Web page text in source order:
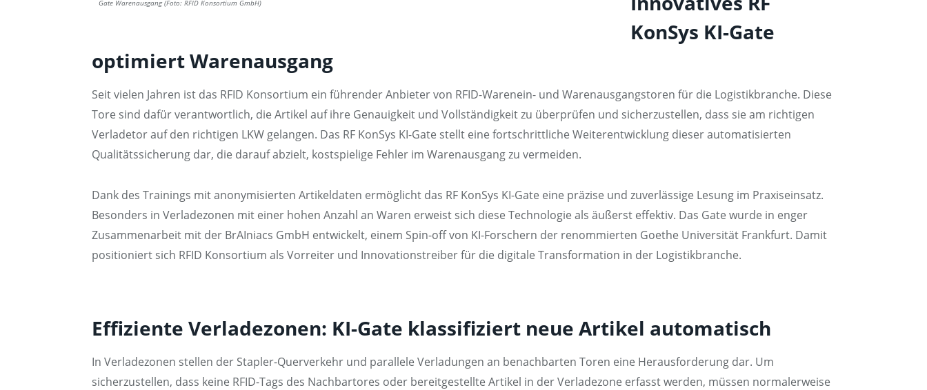
Gate Warenausgang (Foto: RFID Konsortium GmbH)
KonSys KI-Gate
optimiert Warenausgang
Seit vielen Jahren ist das RFID Konsortium ein führender Anbieter von RFID-Warenein- und Warenausgangstoren für die Logistikbranche. Diese
Tore sind dafür verantwortlich, die Artikel auf ihre Genauigkeit und Vollständigkeit zu überprüfen und sicherzustellen, dass sie am richtigen
Verladetor auf den richtigen LKW gelangen. Das RF KonSys KI-Gate stellt eine fortschrittliche Weiterentwicklung dieser automatisierten
Qualitätssicherung dar, die darauf abzielt, kostspielige Fehler im Warenausgang zu vermeiden.
Dank des Trainings mit anonymisierten Artikeldaten ermöglicht das RF KonSys KI-Gate eine präzise und zuverlässige Lesung im Praxiseinsatz.
Besonders in Verladezonen mit einer hohen Anzahl an Waren erweist sich diese Technologie als äußerst effektiv. Das Gate wurde in enger
Zusammenarbeit mit der BrAIniacs GmbH entwickelt, einem Spin-off von KI-Forschern der renommierten Goethe Universität Frankfurt. Damit
positioniert sich RFID Konsortium als Vorreiter und Innovationstreiber für die digitale Transformation in der Logistikbranche.
Effiziente Verladezonen: KI-Gate klassifiziert neue Artikel automatisch
In Verladezonen stellen der Stapler-Querverkehr und parallele Verladungen an benachbarten Toren eine Herausforderung dar. Um
sicherzustellen, dass keine RFID-Tags des Nachbartores oder bereitgestellte Artikel in der Verladezone erfasst werden, müssen normalerweise